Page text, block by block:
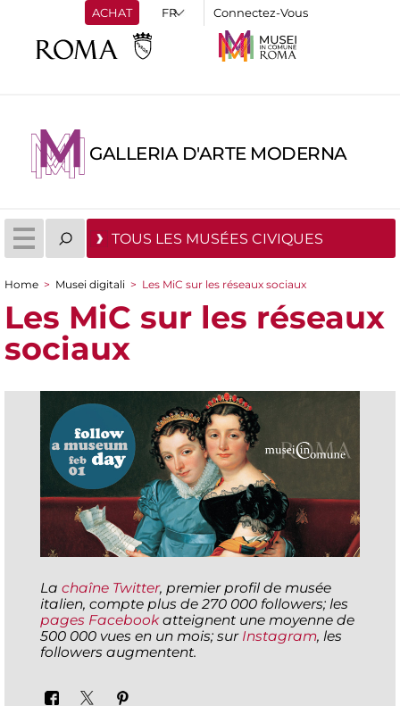
ACHAT Connectez-Vous
GALLERIA D'ARTE MODERNA
TOUS LES MUSÉES CIVIQUES
You are here
Home > Musei digitali > Les MiC sur les réseaux sociaux
Les MiC sur les réseaux
sociaux
La chaîne Twitter, premier profil de musée
italien, compte plus de 270 000 followers; les
pages Facebookatteignent une moyenne de
500 000 vues en un mois; surInstagram, les
followers augmentent.